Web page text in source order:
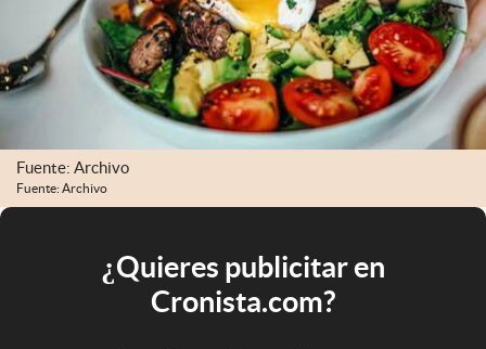
Fuente: Archivo
Fuente: Archivo
¿Quieres publicitar en
Cronista.com?